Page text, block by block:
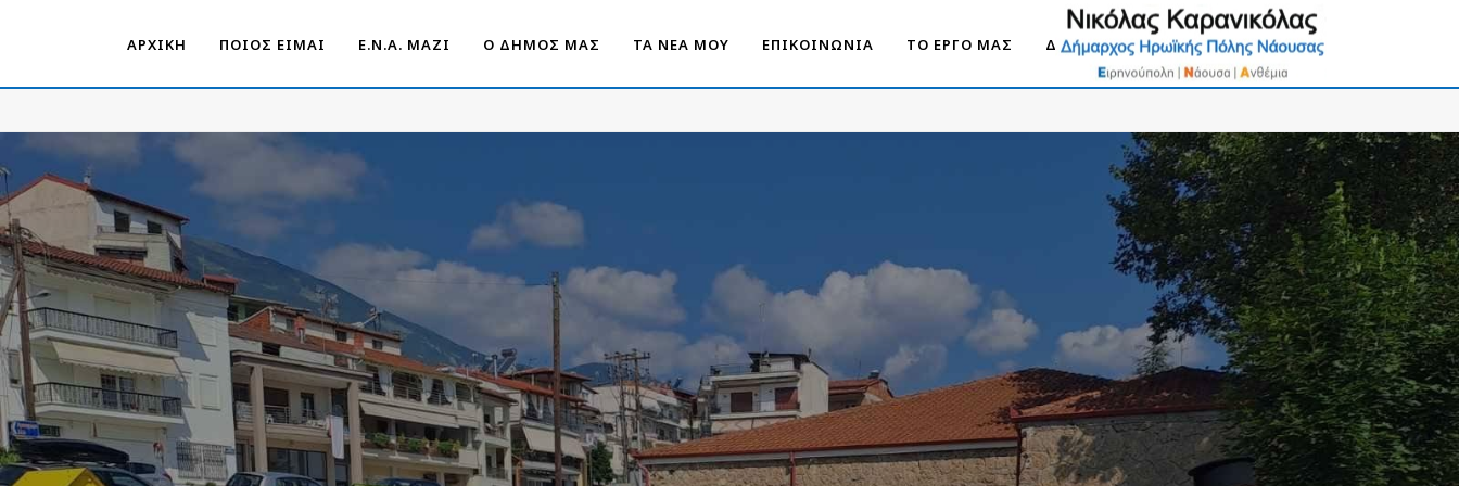
ΑΡΧΙΚΗ ΠΟΙΟΣ ΕΙΜΑΙ Ε.Ν.Α. ΜΑΖΊ Ο ΔΗΜΟΣ ΜΑΣ ΤΑ ΝΕΑ ΜΟΥ ΕΠΙΚΟΙΝΩΝΙΑ ΤΟ ΕΡΓΟ ΜΑΣ ΔΗΜΟΣ ΝΑΟΥΣΑΣ 2030